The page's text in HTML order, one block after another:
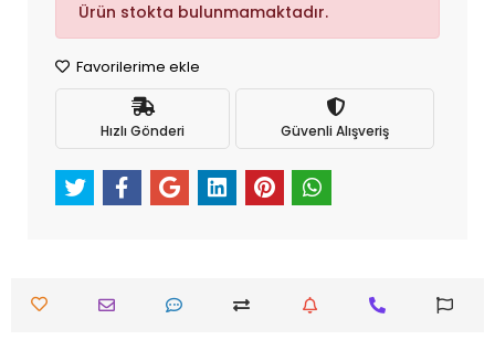
Ürün stokta bulunmamaktadır.
Favorilerime ekle
Hızlı Gönderi Güvenli Alışveriş